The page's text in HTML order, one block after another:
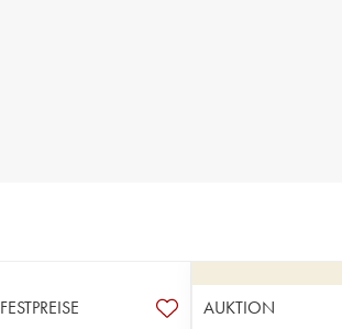
FESTPREISE AUKTION